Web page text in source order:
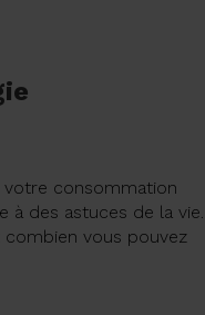
votre consommation
à des astuces de la vie.
vous pouvez